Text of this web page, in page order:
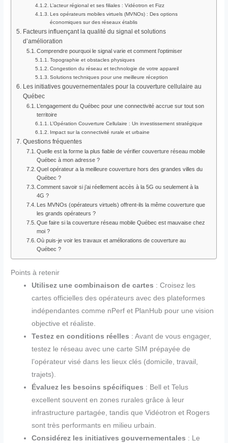
L’acteur régional et ses filiales : Vidéotron et Fizz
Les opérateurs mobiles virtuels (MVNOs) : Des options
économiques sur des réseaux établis
Facteurs influençant la qualité du signal et solutions
d’amélioration
Comprendre pourquoi le signal varie et comment l’optimiser
Topographie et obstacles physiques
Congestion du réseau et technologie de votre appareil
Solutions techniques pour une meilleure réception
Les initiatives gouvernementales pour la couverture cellulaire au
Québec
L’engagement du Québec pour une connectivité accrue sur tout son
territoire
L’Opération Couverture Cellulaire : Un investissement stratégique
Impact sur la connectivité rurale et urbaine
Questions fréquentes
Quelle est la forme la plus fiable de vérifier couverture réseau mobile
Québec à mon adresse ?
Quel opérateur a la meilleure couverture hors des grandes villes du
Québec ?
Comment savoir si j’ai réellement accès à la 5G ou seulement à la
4G ?
Les MVNOs (opérateurs virtuels) offrent-ils la même couverture que
les grands opérateurs ?
Que faire si la couverture réseau mobile Québec est mauvaise chez
moi ?
Où puis-je voir les travaux et améliorations de couverture au
Québec ?
Points à retenir
Utilisez une combinaison de cartes : Croisez les
cartes officielles des opérateurs avec des plateformes
indépendantes comme nPerf et PlanHub pour une vision
objective et réaliste.
Testez en conditions réelles : Avant de vous engager,
testez le réseau avec une carte SIM prépayée de
l’opérateur visé dans les lieux clés (domicile, travail,
trajets).
Évaluez les besoins spécifiques : Bell et Telus
excellent souvent en zones rurales grâce à leur
infrastructure partagée, tandis que Vidéotron et Rogers
sont très performants en milieu urbain.
Considérez les initiatives gouvernementales : Le